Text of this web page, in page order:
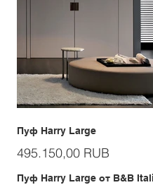
Пуф Harry Large
Цена
495.150,00 RUB
Пуф Harry Large от B&B